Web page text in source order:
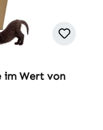
im Wert von